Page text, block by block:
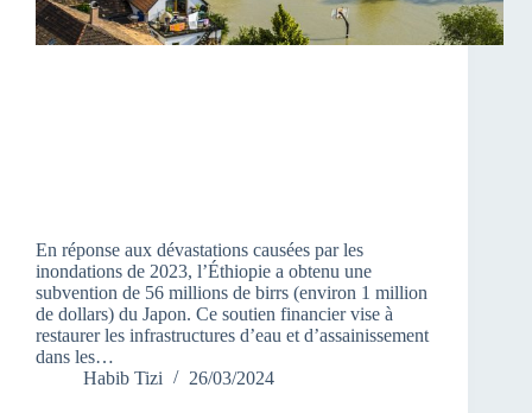
En réponse aux dévastations causées par les
inondations de 2023, l’Éthiopie a obtenu une
subvention de 56 millions de birrs (environ 1 million
de dollars) du Japon. Ce soutien financier vise à
restaurer les infrastructures d’eau et d’assainissement
dans les…
Habib Tizi
26/03/2024